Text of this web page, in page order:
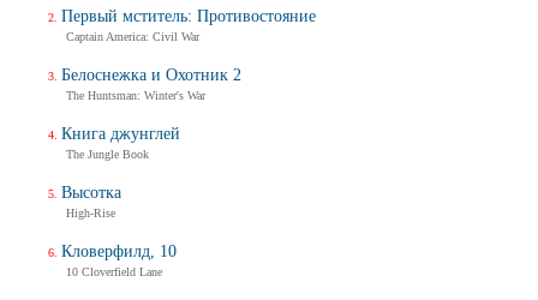
Первый мститель: Противостояние
Captain America: Civil War
Белоснежка и Охотник 2
The Huntsman: Winter's War
Книга джунглей
The Jungle Book
Высотка
High-Rise
Кловерфилд, 10
10 Cloverfield Lane